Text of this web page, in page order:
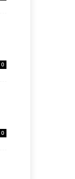
0
0